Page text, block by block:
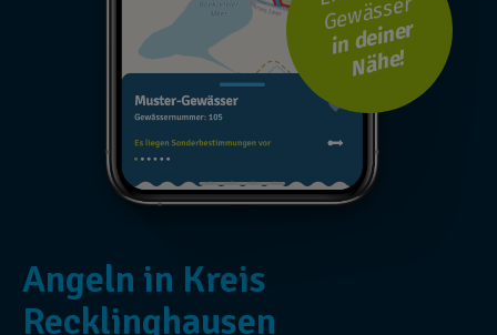
Angeln in Kreis
Recklinghausen
Gewässer
i
n
d
ei
n
er
N
ä
h
e!